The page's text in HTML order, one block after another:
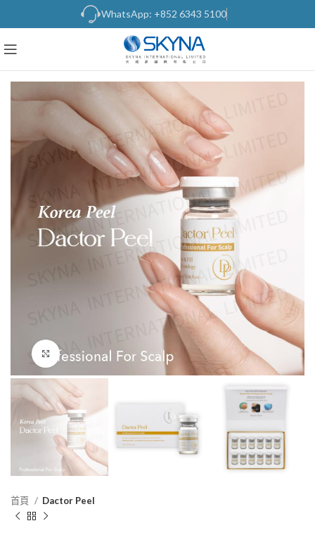
WhatsApp: +852 6343 5100
Click to enlarge
首頁 Dactor Peel